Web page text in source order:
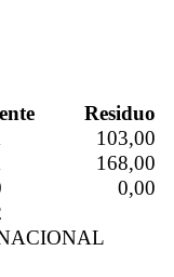
Residuo
103,00
168,00
0,00